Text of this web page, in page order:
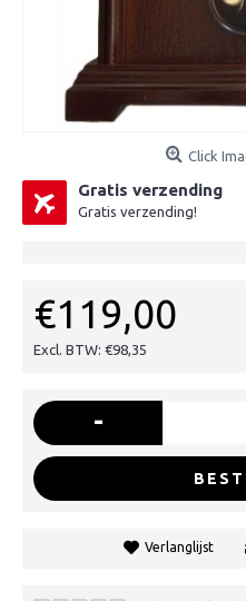
Click
Gratis verzending
Gratis verzending!
€119,00
Excl. BTW: €98,35
-
Verlanglijst